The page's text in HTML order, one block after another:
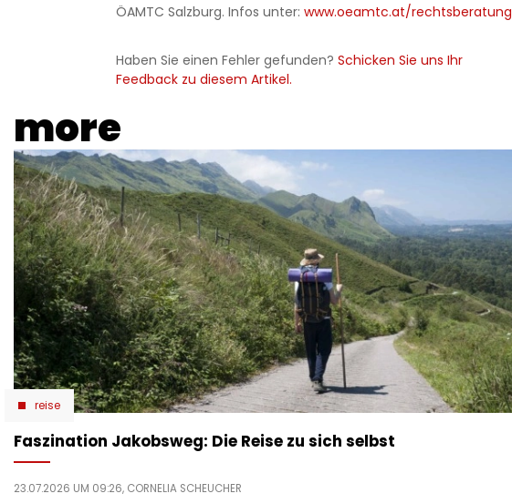
ÖAMTC Salzburg. Infos unter: www.oeamtc.at/rechtsberatung
Haben Sie einen Fehler gefunden?Schicken Sie uns Ihr
Feedback zu diesem Artikel.
more
reise
Faszination Jakobsweg: Die Reise zu sich selbst
23.07.2026 UM 09:26, CORNELIA SCHEUCHER